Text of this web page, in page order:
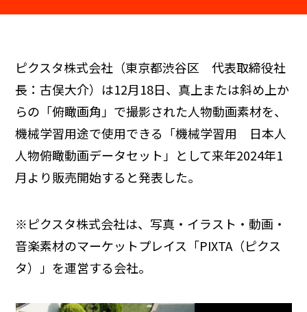
ピクスタ株式会社（東京都渋谷区 代表取締役社
長：古俣大介）は12月18日、真上または斜め上か
らの「俯瞰画角」で撮影された人物動画素材を、
機械学習用途で使用できる「機械学習用 日本人
人物俯瞰動画データセット」として来年2024年1
月より販売開始すると発表した。
※ピクスタ株式会社は、写真・イラスト・動画・
音楽素材のマーケットプレイス「PIXTA（ピクス
タ）」を運営する会社。